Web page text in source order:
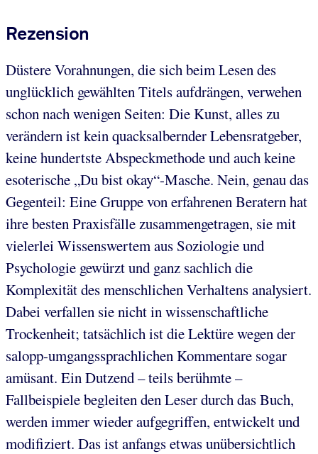
Rezension
Düstere Vorahnungen, die sich beim Lesen des
unglücklich gewählten Titels aufdrängen, verwehen
schon nach wenigen Seiten: Die Kunst, alles zu
verändern ist kein quacksalbernder Lebensratgeber,
keine hundertste Abspeckmethode und auch keine
esoterische „Du bist okay“-Masche. Nein, genau das
Gegenteil: Eine Gruppe von erfahrenen Beratern hat
ihre besten Praxisfälle zusammengetragen, sie mit
vielerlei Wissenswertem aus Soziologie und
Psychologie gewürzt und ganz sachlich die
Komplexität des menschlichen Verhaltens analysiert.
Dabei verfallen sie nicht in wissenschaftliche
Trockenheit; tatsächlich ist die Lektüre wegen der
salopp-umgangssprachlichen Kommentare sogar
amüsant. Ein Dutzend – teils berühmte –
Fallbeispiele begleiten den Leser durch das Buch,
werden immer wieder aufgegriffen, entwickelt und
modifiziert. Das ist anfangs etwas unübersichtlich